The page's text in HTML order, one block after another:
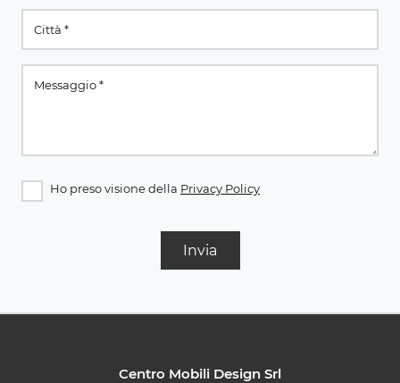
Ho preso visione della Privacy Policy
Invia
Centro Mobili Design Srl